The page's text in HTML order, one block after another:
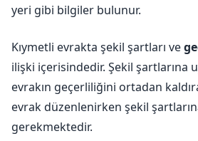
yeri gibi bilgiler bulunur.
Kıymetli evrakta şekil şartları ve
ilişki içerisindedir. Şekil şartlarına
evrakın geçerliliğini ortadan
evrak düzenlenirken şekil
gerekmektedir.